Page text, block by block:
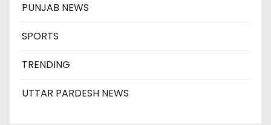
PUNJAB NEWS
SPORTS
TRENDING
UTTAR PARDESH NEWS